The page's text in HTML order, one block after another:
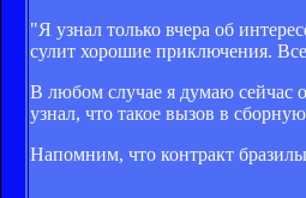
"Я узнал только вчера об
сулит хорошие приключения.
В любом случае я думаю сейчас
узнал, что такое вызов в
Напомним, что контракт